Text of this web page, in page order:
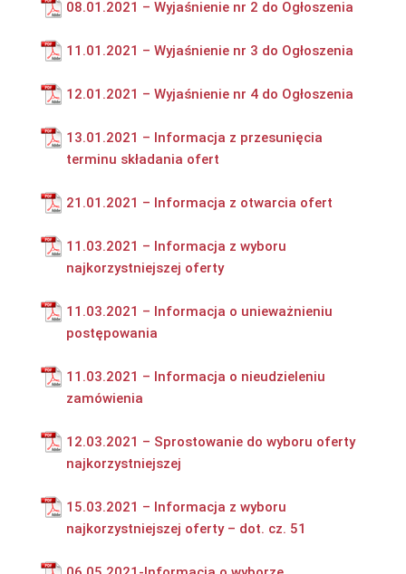
08.01.2021 – Wyjaśnienie nr 2 do Ogłoszenia
11.01.2021 – Wyjaśnienie nr 3 do Ogłoszenia
12.01.2021 – Wyjaśnienie nr 4 do Ogłoszenia
13.01.2021 – Informacja z przesunięcia
terminu składania ofert
21.01.2021 – Informacja z otwarcia ofert
11.03.2021 – Informacja z wyboru
najkorzystniejszej oferty
11.03.2021 – Informacja o unieważnieniu
postępowania
11.03.2021 – Informacja o nieudzieleniu
zamówienia
12.03.2021 – Sprostowanie do wyboru oferty
najkorzystniejszej
15.03.2021 – Informacja z wyboru
najkorzystniejszej oferty – dot. cz. 51